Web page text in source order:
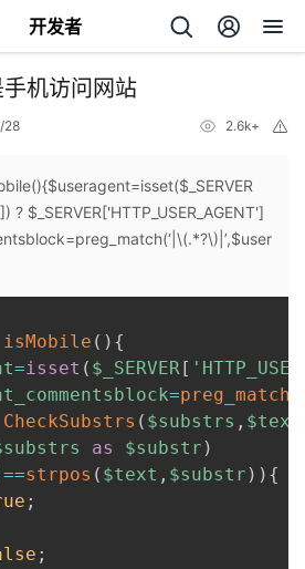
开发者
机访问网站
28 2.6k+
? $_SERVER['HTTP_USER_AGENT']
isMobile ( ) {
=isset ( $_SERVER[
=preg_match
CheckSubstrs ( $substrs , $text
as $substr )
strpos ( $text , $substr ) ) {
;
;